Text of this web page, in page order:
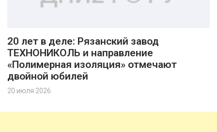
20 лет в деле: Рязанский завод
ТЕХНОНИКОЛЬ и направление
«Полимерная изоляция» отмечают
двойной юбилей
20 июля 2026